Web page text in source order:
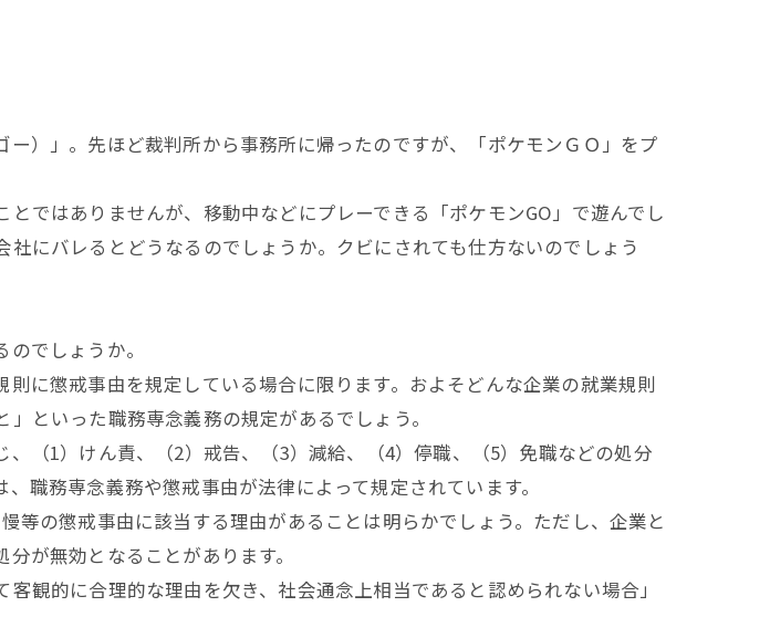
）」。先ほど裁判所から事務所に帰ったのですが、「ポケモンＧＯ」をプ
ではありませんが、移動中などにプレーできる「ポケモンGO」で遊んでし
にバレるとどうなるのでしょうか。クビにされても仕方ないのでしょう
でしょうか。
に懲戒事由を規定している場合に限ります。およそどんな企業の就業規則
といった職務専念義務の規定があるでしょう。
（1）けん責、（2）戒告、（3）減給、（4）停職、（5）免職などの処分
職務専念義務や懲戒事由が法律によって規定されています。
の懲戒事由に該当する理由があることは明らかでしょう。ただし、企業と
が無効となることがあります。
観的に合理的な理由を欠き、社会通念上相当であると認められない場合」